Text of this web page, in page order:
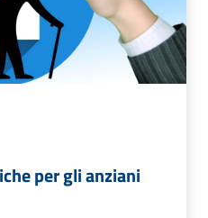
per gli anziani